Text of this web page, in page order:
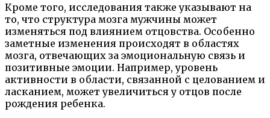
Кроме того, исследования также указывают на
то, что структура мозга мужчины может
изменяться под влиянием отцовства. Особенно
заметные изменения происходят в областях
мозга, отвечающих за эмоциональную связь и
позитивные эмоции. Например, уровень
активности в области, связанной с целованием и
ласканием, может увеличиться у отцов после
рождения ребенка.